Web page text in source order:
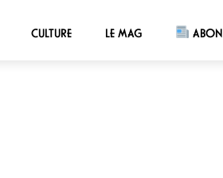
CULTURE LE MAG